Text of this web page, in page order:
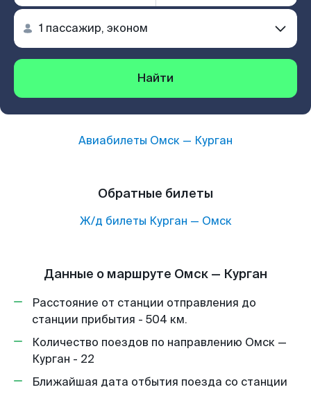
Найти
Авиабилеты Омск — Курган
Обратные билеты
Ж/д билеты Курган — Омск
Данные о маршруте Омск — Курган
Расстояние от станции отправления до
станции прибытия - 504 км.
Количество поездов по направлению Омск —
Курган - 22
Ближайшая дата отбытия поезда со станции